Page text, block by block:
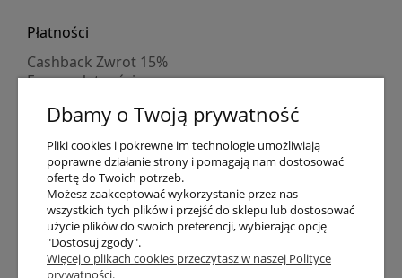
Płatności
Cashback Zwrot 15%
Formy płatności
Numer konta
PayPo kupujesz, nie płacisz
Progi rabatowe
Promocje
Dostawa
Czas wysyłki
Dbamy o Twoją prywatność
Pliki cookies i pokrewne im technologie umożliwiają
poprawne działanie strony i pomagają nam dostosować
ofertę do Twoich potrzeb.
Możesz zaakceptować wykorzystanie przez nas
wszystkich tych plików i przejść do sklepu lub dostosować
użycie plików do swoich preferencji, wybierając opcję
"Dostosuj zgody".
Więcej o plikach cookies przeczytasz w naszej Polityce
prywatności.